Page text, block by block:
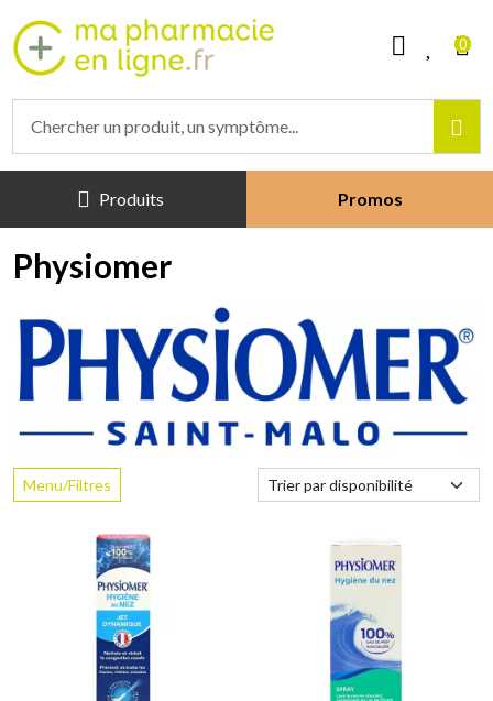
0
Produits Promos
Physiomer
Menu/Filtres